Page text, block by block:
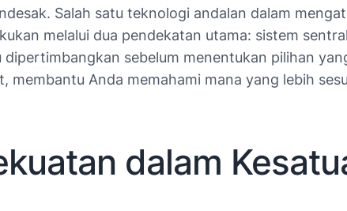
Salah satu teknologi andalan dalam
melalui dua pendekatan utama: sistem
sebelum menentukan pilihan
Anda memahami mana yang lebih
dalam